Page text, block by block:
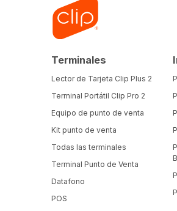
Terminales
Lector de Tarjeta Clip Plus 2
Terminal Portátil Clip Pro 2
Equipo de punto de venta
Kit punto de venta
Todas las terminales
Terminal Punto de Venta
Datafono
POS